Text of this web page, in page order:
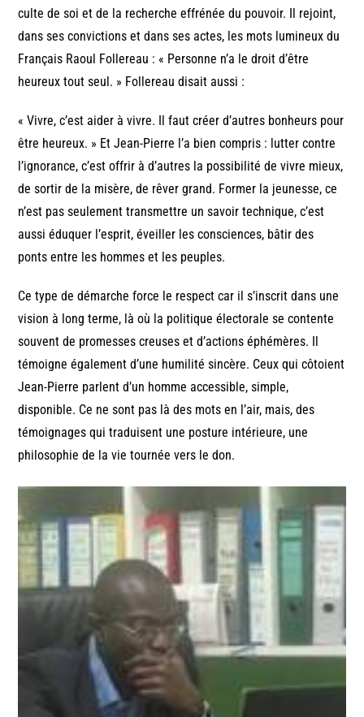
culte de soi et de la recherche effrénée du pouvoir. Il rejoint,
dans ses convictions et dans ses actes, les mots lumineux du
Français Raoul Follereau : « Personne n’a le droit d’être
heureux tout seul. » Follereau disait aussi :
« Vivre, c’est aider à vivre. Il faut créer d’autres bonheurs pour
être heureux. » Et Jean-Pierre l’a bien compris : lutter contre
l’ignorance, c’est offrir à d’autres la possibilité de vivre mieux,
de sortir de la misère, de rêver grand. Former la jeunesse, ce
n’est pas seulement transmettre un savoir technique, c’est
aussi éduquer l’esprit, éveiller les consciences, bâtir des
ponts entre les hommes et les peuples.
Ce type de démarche force le respect car il s’inscrit dans une
vision à long terme, là où la politique électorale se contente
souvent de promesses creuses et d’actions éphémères. Il
témoigne également d’une humilité sincère. Ceux qui côtoient
Jean-Pierre parlent d’un homme accessible, simple,
disponible. Ce ne sont pas là des mots en l’air, mais, des
témoignages qui traduisent une posture intérieure, une
philosophie de la vie tournée vers le don.